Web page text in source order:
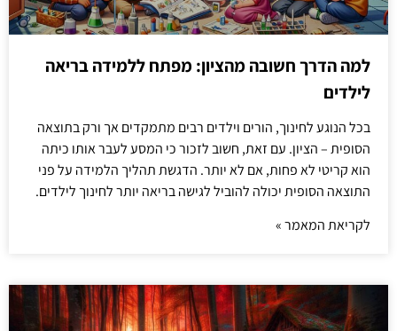
למה הדרך חשובה מהציון: מפתח ללמידה בריאה
לילדים
בכל הנוגע לחינוך, הורים וילדים רבים מתמקדים אך ורק בתוצאה
הסופית – הציון. עם זאת, חשוב לזכור כי המסע לעבר אותו כיתה
הוא קריטי לא פחות, אם לא יותר. הדגשת תהליך הלמידה על פני
התוצאה הסופית יכולה להוביל לגישה בריאה יותר לחינוך לילדים.
לקריאת המאמר »